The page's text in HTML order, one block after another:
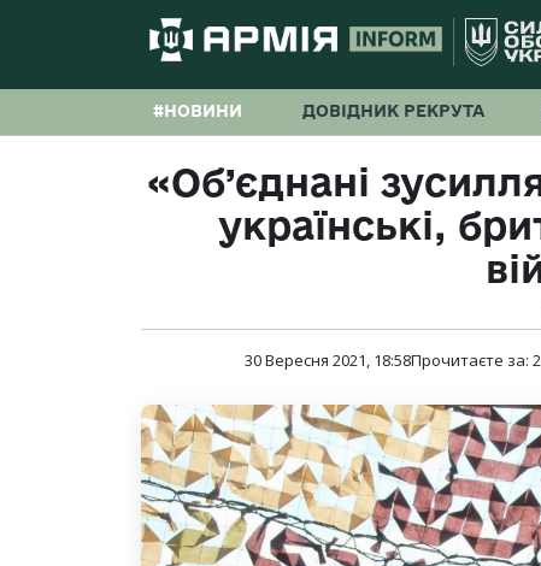
#НОВИНИ ДОВІДНИК РЕКРУТА
«Об’єднані
українські,
30 Вересня 2021, 18:58Прочитаєте за: 2